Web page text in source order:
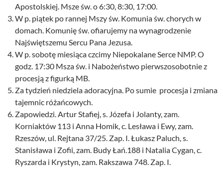
Apostolskiej. Msze św. o 6:30, 8:30, 17:00.
W p. piątek po rannej Mszy św. Komunia św. chorych w
domach. Komunię św. ofiarujemy na wynagrodzenie
Najświętszemu Sercu Pana Jezusa.
W p. sobotę miesiąca czcimy Niepokalane Serce NMP. O
godz. 17:30 Msza św. i Nabożeństwo pierwszosobotnie z
procesją z figurką MB.
Za tydzień niedziela adoracyjna. Po sumie procesja i zmiana
tajemnic różańcowych.
Zapowiedzi. Artur Stafiej, s. Józefa i Jolanty, zam.
Korniaktów 113 i Anna Homik, c. Lesława i Ewy, zam.
Rzeszów, ul. Rejtana 37/25. Zap. I. Łukasz Paluch, s.
Stanisława i Zofii, zam. Budy Łań.188 i Natalia Cygan, c.
Ryszarda i Krystyn, zam. Rakszawa 748. Zap. I.